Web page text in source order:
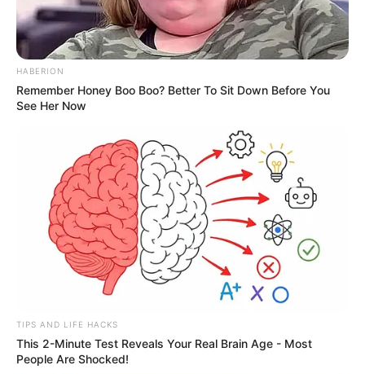
HABERION
Remember Honey Boo Boo? Better To Sit Down Before You
See Her Now
TIPS AND LIFE HACKS
This 2-Minute Test Reveals Your Real Brain Age - Most
People Are Shocked!